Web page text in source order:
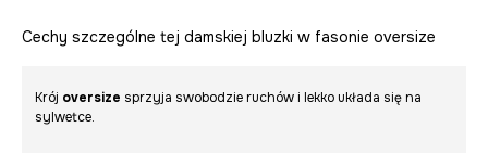
Cechy szczególne tej damskiej bluzki w fasonie oversize
Krój oversize sprzyja swobodzie ruchów i lekko układa się na
sylwetce.